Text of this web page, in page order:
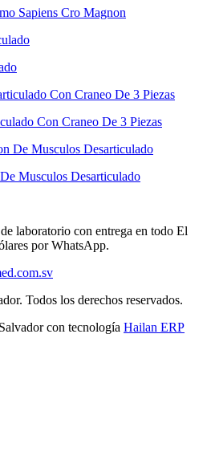
Sapiens Cro Magnon
Con Craneo De 3 Piezas
Musculos Desarticulado
laboratorio con entrega en todo El
por WhatsApp.
. Todos los derechos reservados.
con tecnología Hailan ERP